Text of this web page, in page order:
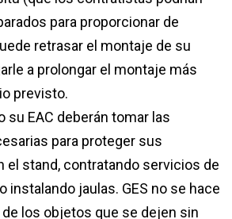
para proporcionar de
retrasar el montaje de su
a prolongar el montaje más
previsto.
su EAC deberán tomar las
para proteger sus
el stand, contratando servicios de
instalando jaulas. GES no se hace
los objetos que se dejen sin